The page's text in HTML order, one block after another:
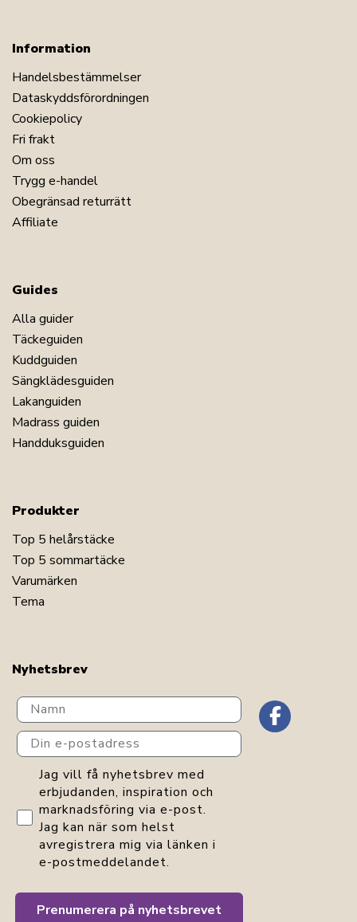
Information
Handelsbestämmelser
Dataskyddsförordningen
Cookiepolicy
Fri frakt
Om oss
Trygg e-handel
Obegränsad returrätt
Affiliate
Guides
Alla guider
Täckeguiden
Kuddguiden
Sängklädesguiden
Lakanguiden
Madrass guiden
Handduksguiden
Produkter
Top 5 helårstäcke
Top 5 sommartäcke
Varumärken
Tema
Nyhetsbrev
Navn
Din e-postadress
GDPR consent
Jag vill få nyhetsbrev med
erbjudanden, inspiration och
marknadsföring via e-post.
Jag kan när som helst
avregistrera mig via länken i
e-postmeddelandet.
Prenumerera på nyhetsbrevet